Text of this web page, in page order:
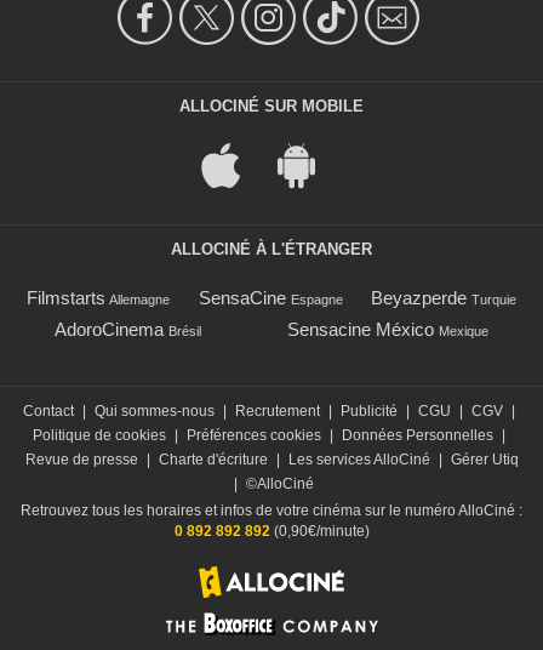
ALLOCINÉ SUR MOBILE
ALLOCINÉ À L'ÉTRANGER
Filmstarts Allemagne SensaCine Espagne Beyazperde Turquie
AdoroCinema Brésil Sensacine México Mexique
Contact Qui sommes-nous Recrutement Publicité CGU CGV
Politique de cookies
Préférences cookies Données Personnelles
Revue de presse
Charte d'écriture Les services AlloCiné
Gérer Utiq
©AlloCiné
Retrouvez tous les horaires et infos de votre cinéma sur le numéro AlloCiné :
0 892 892 892(0,90€/minute)